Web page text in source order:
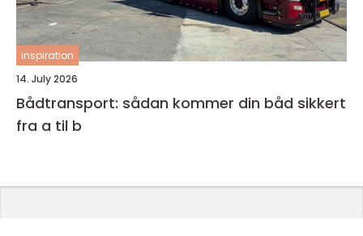
inspiration
14. July 2026
Bådtransport: sådan kommer din båd sikkert
fra a til b